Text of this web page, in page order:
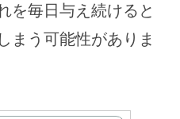
を毎日与え続けると
まう可能性がありま